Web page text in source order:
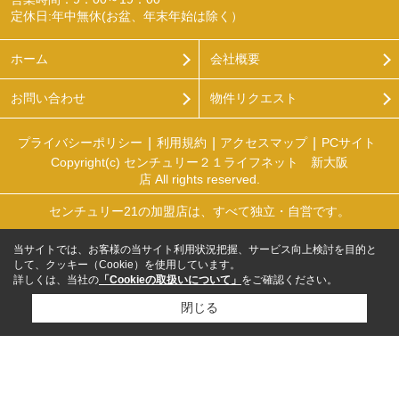
定休日:年中無休(お盆、年末年始は除く）
ホーム 会社概要
お問い合わせ 物件リクエスト
プライバシーポリシー 利用規約 アクセスマップ
PCサイト
Copyright(c) センチュリー２１ライフネット 新大阪
店 All rights reserved.
センチュリー21の加盟店は、すべて独立・自営です。
当サイトでは、お客様の当サイト利用状況把握、サービス向上検討を目的と
して、クッキー（Cookie）を使用しています。
詳しくは、当社の 「Cookieの取扱いについて」 をご確認ください。
閉じる